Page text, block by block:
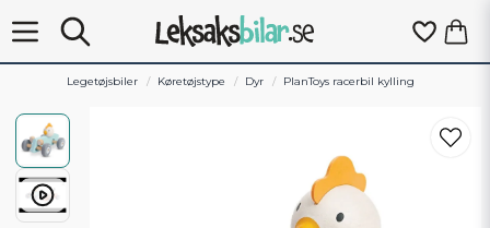
Legetøjsbiler Køretøjstype Dyr PlanToys racerbil kylling